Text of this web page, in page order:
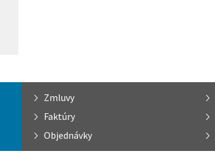
Zmluvy
Faktúry
Objednávky